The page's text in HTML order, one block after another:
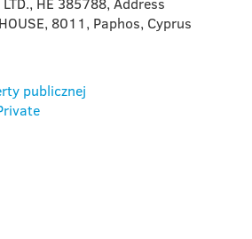
8011, Paphos, Cyprus
publicznej